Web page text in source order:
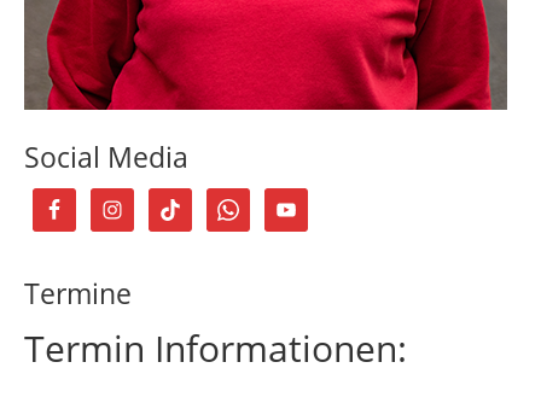
Social Media
Termine
Termin Informationen: